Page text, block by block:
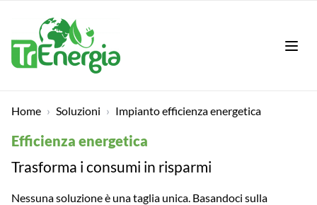
Home › Soluzioni › Impianto efficienza energetica
Efficienza energetica
Trasforma i consumi in risparmi
Nessuna soluzione è una taglia unica. Basandoci sulla